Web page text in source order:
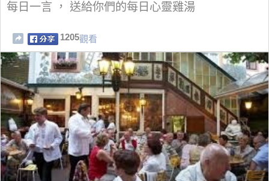
每日一言 ， 送給你們的每日心靈雞湯
1205觀看